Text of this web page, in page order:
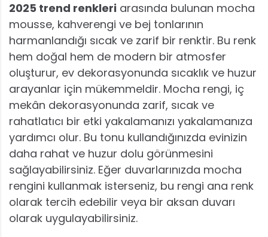
2025 trend renkleri arasında bulunan mocha
mousse, kahverengi ve bej tonlarının
harmanlandığı sıcak ve zarif bir renktir. Bu renk
hem doğal hem de modern bir atmosfer
oluşturur, ev dekorasyonunda sıcaklık ve huzur
arayanlar için mükemmeldir. Mocha rengi, iç
mekân dekorasyonunda zarif, sıcak ve
rahatlatıcı bir etki yakalamanızı yakalamanıza
yardımcı olur. Bu tonu kullandığınızda evinizin
daha rahat ve huzur dolu görünmesini
sağlayabilirsiniz. Eğer duvarlarınızda mocha
rengini kullanmak isterseniz, bu rengi ana renk
olarak tercih edebilir veya bir aksan duvarı
olarak uygulayabilirsiniz.